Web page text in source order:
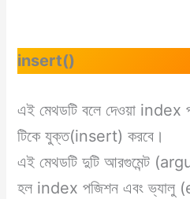
insert()
এই মেথডটি বলে দেওয়া
টিকে যুক্ত(insert) করবে।
এই মেথডটি দুটি আরগুমেন্ট
হল index পজিশন এবং ভ্যালু